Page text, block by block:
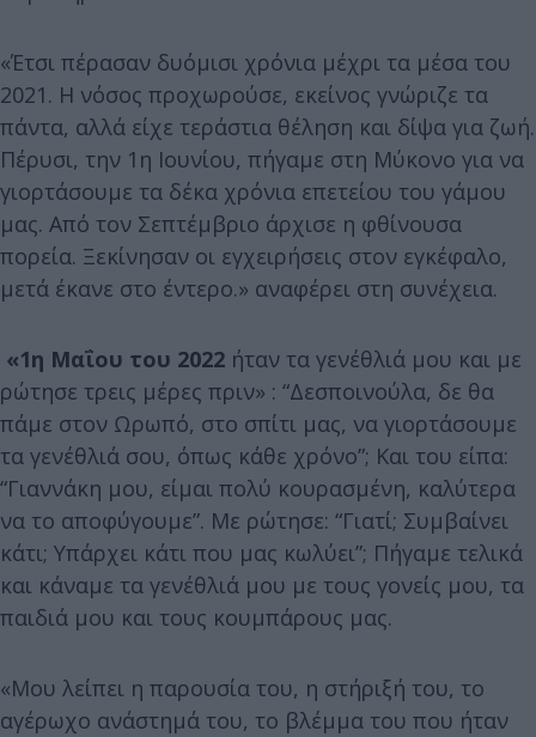
«Έτσι πέρασαν δυόμισι χρόνια μέχρι τα μέσα του
2021. Η νόσος προχωρούσε, εκείνος γνώριζε τα
πάντα, αλλά είχε τεράστια θέληση και δίψα για ζωή.
Πέρυσι, την 1η Ιουνίου, πήγαμε στη Μύκονο για να
γιορτάσουμε τα δέκα χρόνια επετείου του γάμου
μας. Από τον Σεπτέμβριο άρχισε η φθίνουσα
πορεία. Ξεκίνησαν οι εγχειρήσεις στον εγκέφαλο,
μετά έκανε στο έντερο.» αναφέρει στη συνέχεια.
«1η Μαΐου του 2022 ήταν τα γενέθλιά μου και με
ρώτησε τρεις μέρες πριν» : “Δεσποινούλα, δε θα
πάμε στον Ωρωπό, στο σπίτι μας, να γιορτάσουμε
τα γενέθλιά σου, όπως κάθε χρόνο”; Και του είπα:
“Γιαννάκη μου, είμαι πολύ κουρασμένη, καλύτερα
να το αποφύγουμε”. Με ρώτησε: “Γιατί; Συμβαίνει
κάτι; Υπάρχει κάτι που μας κωλύει”; Πήγαμε τελικά
και κάναμε τα γενέθλιά μου με τους γονείς μου, τα
παιδιά μου και τους κουμπάρους μας.
«Μου λείπει η παρουσία του, η στήριξή του, το
αγέρωχο ανάστημά του, το βλέμμα του που ήταν